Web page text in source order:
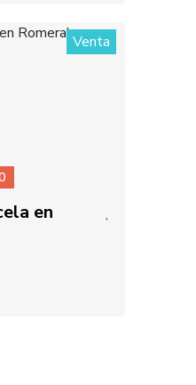
Venta
en